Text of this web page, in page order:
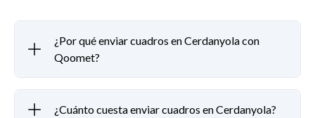
¿Por qué enviar cuadros en Cerdanyola con
Qoomet?
¿Cuánto cuesta enviar cuadros en Cerdanyola?